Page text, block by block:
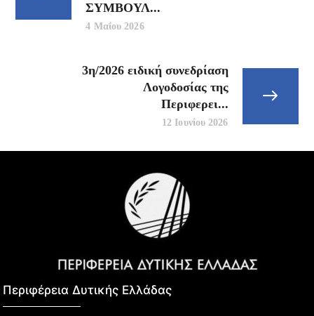
ΣΥΜΒΟΥΛ...
4 Μαΐου 2026
3η/2026 ειδική συνεδρίαση
Λογοδοσίας της
Περιφερει...
12 Ιουνίου 2026
Περιφέρεια Δυτικής Ελλάδας​